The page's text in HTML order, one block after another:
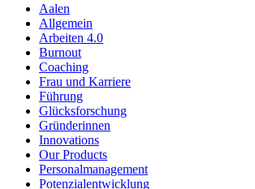
Aalen
Allgemein
Arbeiten 4.0
Burnout
Coaching
Frau und Karriere
Führung
Glücksforschung
Gründerinnen
Innovations
Our Products
Personalmanagement
Potenzialentwicklung